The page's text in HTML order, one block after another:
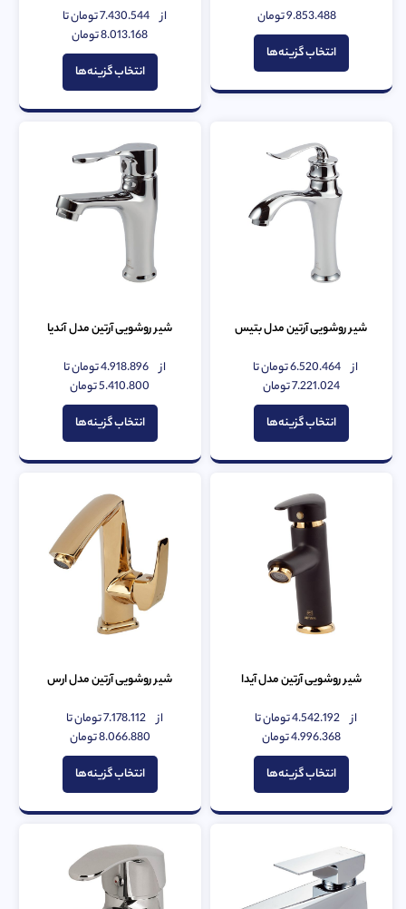
امتیاز
0
از
5
9.853.488تومان
انتخاب گزینه‌ها
امتیاز
0
5
از 7.430.544تومانتا
8.013.168تومان
انتخاب گزینه‌ها
شیر روشویی آرتین مدل بتیس
امتیاز
0
از 6.520.464تومانتا
7.221.024تومان
انتخاب گزینه‌ها
شیر روشویی آرتین مدل آندیا
امتیاز
0
از 4.918.896تومانتا
5.410.800تومان
انتخاب گزینه‌ها
شیر روشویی آرتین مدل آیدا
امتیاز
0
از 4.542.192تومانتا
4.996.368تومان
انتخاب گزینه‌ها
شیر روشویی آرتین مدل ارس
امتیاز
0
از 7.178.112تومانتا
8.066.880تومان
انتخاب گزینه‌ها